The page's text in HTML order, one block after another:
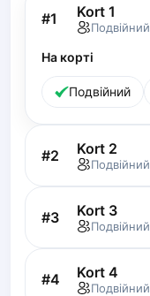
Wyszkow
Zielona Gora
Bucharest
Alicante
Chernivtsi
Dnipro
Ivano-Frankivsk
Khmelnytskyi
Kryvyi Rih
#1 Kort 1
Подвійний
На корті
Подвійний
#2 Kort 2
Подвійний
#3 Kort 3
Подвійний
#4 Kort 4
Подвійний